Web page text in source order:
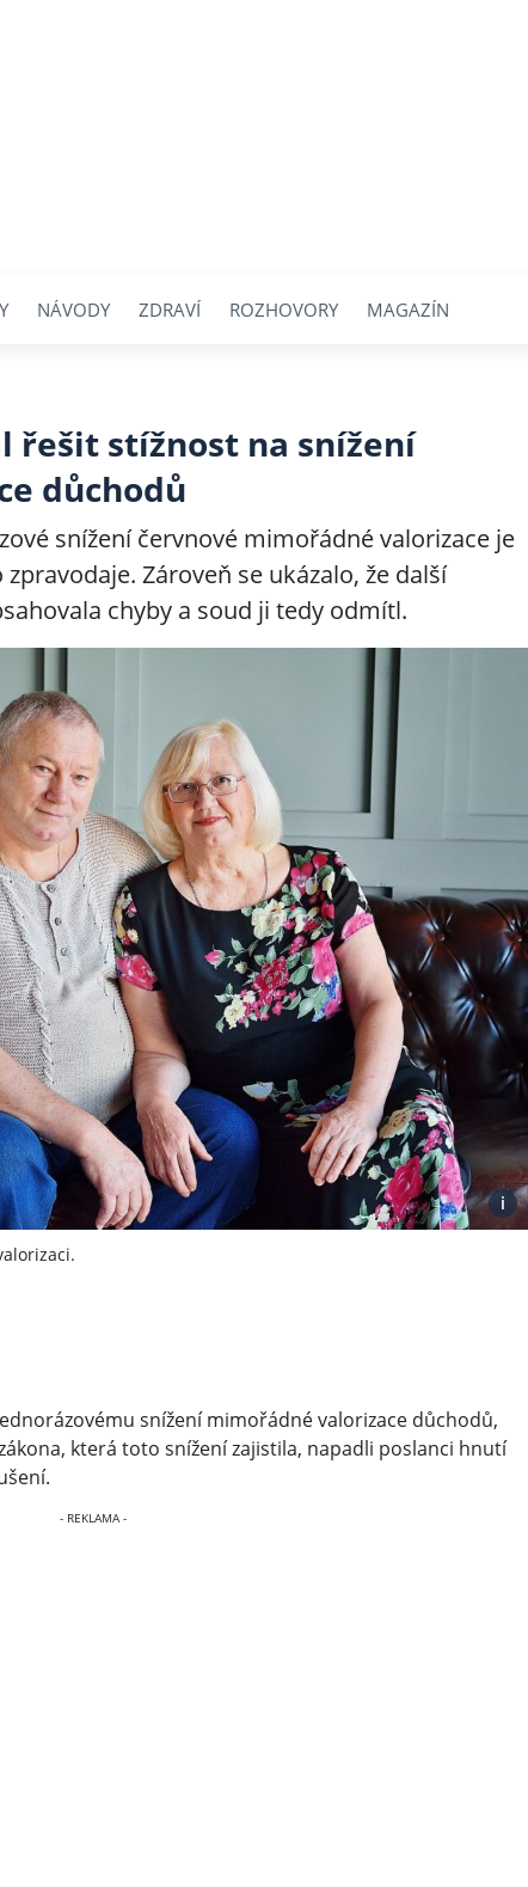
NÁVODY ZDRAVÍ ROZHOVORY MAGAZÍN
řešit stížnost na snížení
důchodů
snížení červnové mimořádné valorizace je
Zároveň se ukázalo, že další
chyby a soud ji tedy odmítl.
i
snížení mimořádné valorizace důchodů,
která toto snížení zajistila, napadli poslanci hnutí